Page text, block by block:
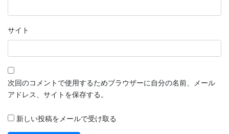
サイト
次回のコメントで使用するためブラウザーに自分の名前、メール
アドレス、サイトを保存する。
新しい投稿をメールで受け取る